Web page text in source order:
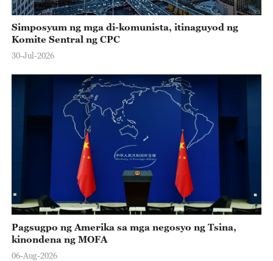
Simposyum ng mga di-komunista, itinaguyod ng
Komite Sentral ng CPC
30-Jul-2026
Pagsugpo ng Amerika sa mga negosyo ng Tsina,
kinondena ng MOFA
06-Aug-2026